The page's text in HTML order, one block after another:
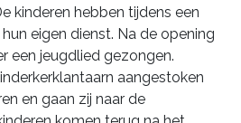
kinderen hebben tijdens een
eigen dienst. Na de opening
een jeugdlied gezongen.
aangestoken
en gaan zij naar de